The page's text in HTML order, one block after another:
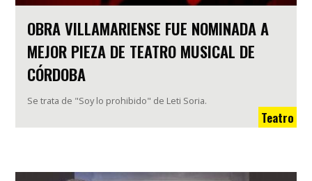
OBRA VILLAMARIENSE FUE NOMINADA A
MEJOR PIEZA DE TEATRO MUSICAL DE
CÓRDOBA
Se trata de "Soy lo prohibido" de Leti Soria.
Teatro